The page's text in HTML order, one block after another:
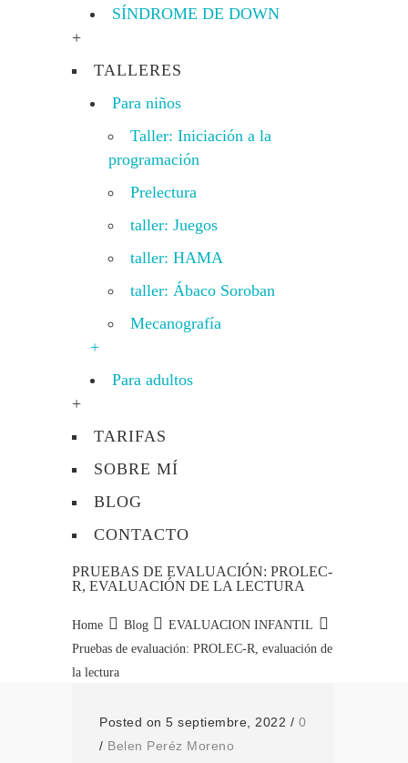
SÍNDROME DE DOWN
+
TALLERES
Para niños
Taller: Iniciación a la
programación
Prelectura
taller: Juegos
taller: HAMA
taller: Ábaco Soroban
Mecanografía
+
Para adultos
+
TARIFAS
SOBRE MÍ
BLOG
CONTACTO
PRUEBAS DE EVALUACIÓN: PROLEC-
R, EVALUACIÓN DE LA LECTURA
Home Blog
EVALUACION INFANTIL
Pruebas de evaluación: PROLEC-R, evaluación de
la lectura
Posted on 5 septiembre, 2022 / 0
/ Belen Peréz Moreno